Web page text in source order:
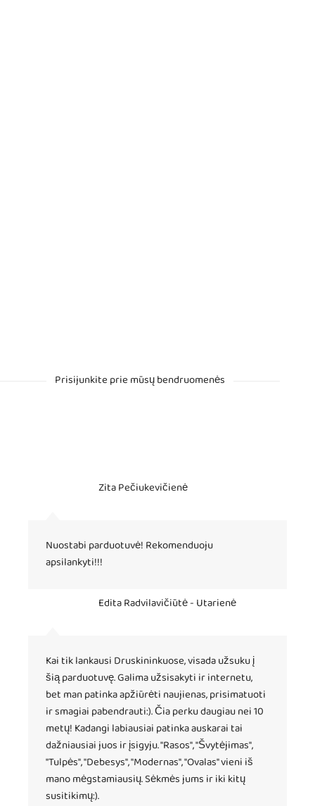
Prisijunkite prie mūsų bendruomenės
Zita Pečiukevičienė
Nuostabi parduotuvė! Rekomenduoju
apsilankyti!!!
Edita Radvilavičiūtė - Utarienė
Kai tik lankausi Druskininkuose, visada užsuku į
šią parduotuvę. Galima užsisakyti ir internetu,
bet man patinka apžiūrėti naujienas, prisimatuoti
ir smagiai pabendrauti:). Čia perku daugiau nei 10
metų! Kadangi labiausiai patinka auskarai tai
dažniausiai juos ir įsigyju. "Rasos", "Švytėjimas",
"Tulpės", "Debesys", "Modernas", "Ovalas" vieni iš
mano mėgstamiausių. Sėkmės jums ir iki kitų
susitikimų:).